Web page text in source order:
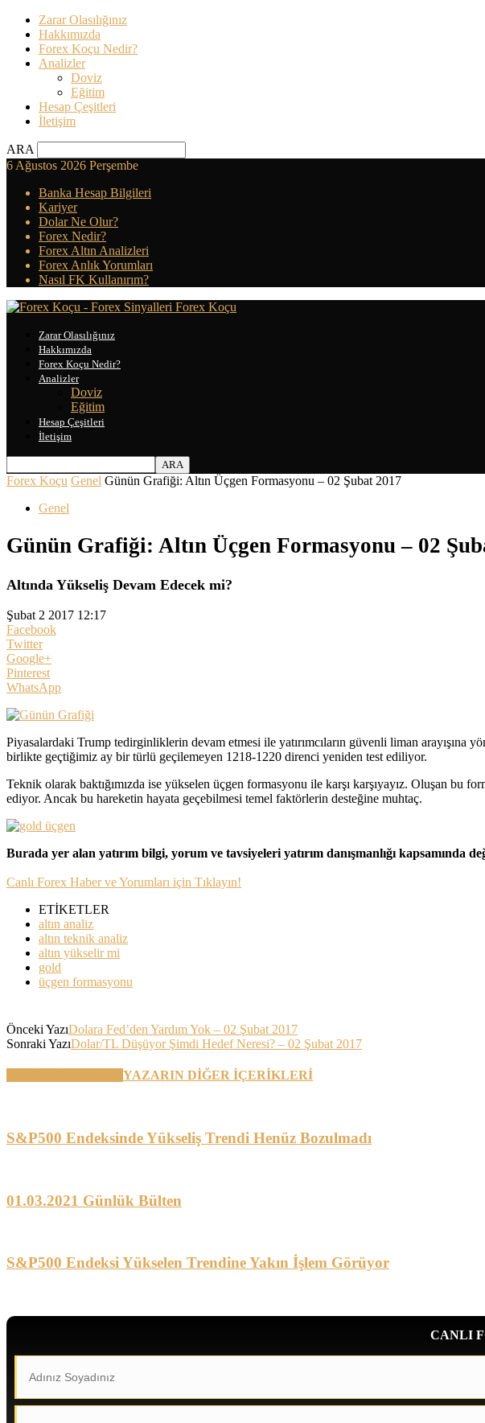
Zarar Olasılığınız
Hakkımızda
Forex Koçu Nedir?
Analizler
Doviz
Eğitim
Hesap Çeşitleri
İletişim
ARA
6 Ağustos 2026 Perşembe
Banka Hesap Bilgileri
Kariyer
Dolar Ne Olur?
Forex Nedir?
Forex Altın Analizleri
Forex Anlık Yorumları
Nasıl FK Kullanırım?
Forex Koçu
Zarar Olasılığınız
Hakkımızda
Forex Koçu Nedir?
Analizler
Doviz
Eğitim
Hesap Çeşitleri
İletişim
Forex Koçu Genel Günün Grafiği: Altın Üçgen Formasyonu – 02 Şubat 2017
Genel
Günün Grafiği: Altın Üçgen Formasyonu – 02
Altında Yükseliş Devam Edecek mi?
Şubat 2 2017 12:17
Facebook
Twitter
Google+
Pinterest
WhatsApp
Piyasalardaki Trump tedirginliklerin devam etmesi ile yatırımcıların güvenli liman arayışına
birlikte geçtiğimiz ay bir türlü geçilemeyen 1218-1220 direnci yeniden test ediliyor.
Teknik olarak baktığımızda ise yükselen üçgen formasyonu ile karşı karşıyayız. Oluşan
ediyor. Ancak bu hareketin hayata geçebilmesi temel faktörlerin desteğine muhtaç.
Burada yer alan yatırım bilgi, yorum ve tavsiyeleri yatırım danışmanlığı kapsamında
Canlı Forex Haber ve Yorumları için Tıklayın!
ETİKETLER
altın analiz
altın teknik analiz
altın yükselir mi
gold
üçgen formasyonu
Önceki YazıDolara Fed’den Yardım Yok – 02 Şubat 2017
Sonraki YazıDolar/TL Düşüyor Şimdi Hedef Neresi? – 02 Şubat 2017
YAZARIN DİĞER İÇERİKLERİ
S&P500 Endeksinde Yükseliş Trendi Henüz Bozulmadı
01.03.2021 Günlük Bülten
S&P500 Endeksi Yükselen Trendine Yakın İşlem Görüyor
CANLI